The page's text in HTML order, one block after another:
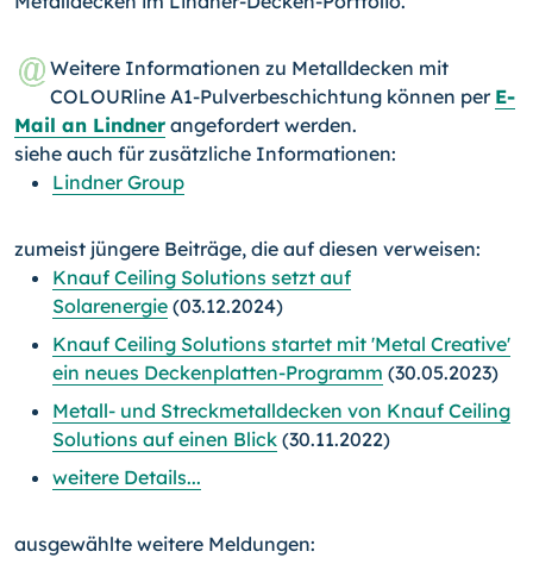
Weitere Informationen zu Metalldecken mit
COLOURline A1-Pulverbeschichtung können per E-
Mail an Lindner angefordert werden.
siehe auch für zusätzliche Informationen:
Lindner Group
zumeist jüngere Beiträge, die auf diesen verweisen:
Knauf Ceiling Solutions setzt auf
Solarenergie (03.12.2024)
Knauf Ceiling Solutions startet mit 'Metal Creative'
ein neues Deckenplatten-Programm (30.05.2023)
Metall- und Streckmetalldecken von Knauf Ceiling
Solutions auf einen Blick (30.11.2022)
weitere Details...
ausgewählte weitere Meldungen: